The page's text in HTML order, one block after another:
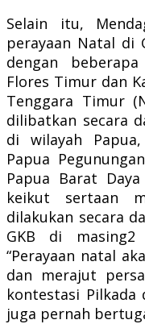
Selain itu,
perayaan Natal di
dengan
Flores Timur dan
Tenggara Timur
dilibatkan secara
di wilayah
Papua
Papua Barat
keikut sertaan
dilakukan secara
GKB di
“Perayaan natal
dan merajut
kontestasi Pilkada
juga pernah